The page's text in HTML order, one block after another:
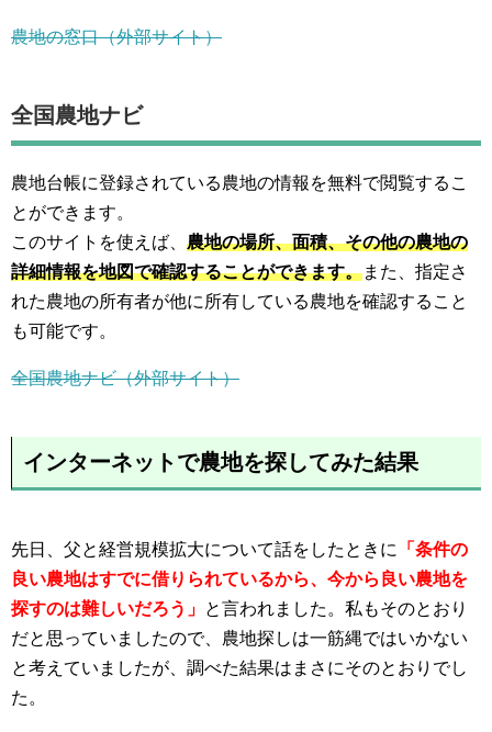
農地の窓口（外部サイト）
全国農地ナビ
農地台帳に登録されている農地の情報を無料で閲覧するこ
とができます。
このサイトを使えば、 農地の場所、面積、その他の農地の
詳細情報を地図で確認することができます。また、指定さ
れた農地の所有者が他に所有している農地を確認すること
も可能です。
全国農地ナビ（外部サイト）
インターネットで農地を探してみた結果
先日、父と経営規模拡大について話をしたときに
「条件の
良い農地はすでに借りられているから、今から良い農地を
探すのは難しいだろう」 と言われました。私もそのとおり
だと思っていましたので、農地探しは一筋縄ではいかない
と考えていましたが、調べた結果はまさにそのとおりでし
た。